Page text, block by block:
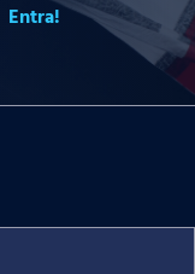
Entra!